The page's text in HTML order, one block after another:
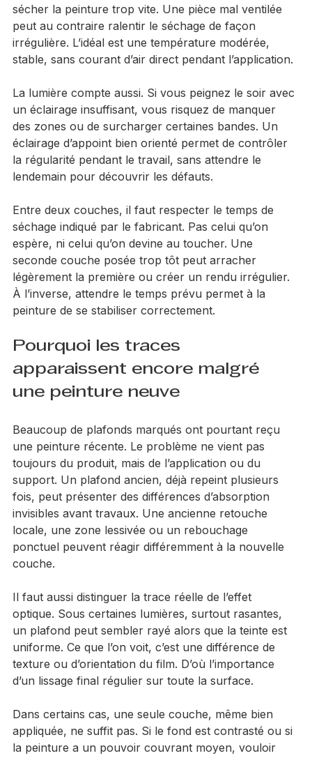
beaucoup le résultat. Une pièce trop chaude fait
sécher la peinture trop vite. Une pièce mal ventilée
peut au contraire ralentir le séchage de façon
irrégulière. L’idéal est une température modérée,
La lumière compte aussi. Si vous peignez le soir avec
un éclairage insuffisant, vous risquez de manquer
des zones ou de surcharger certaines bandes. Un
éclairage d’appoint bien orienté permet de contrôler
la régularité pendant le travail, sans attendre le
Entre deux couches, il faut respecter le temps de
séchage indiqué par le fabricant. Pas celui qu’on
espère, ni celui qu’on devine au toucher. Une
seconde couche posée trop tôt peut arracher
légèrement la première ou créer un rendu irrégulier.
À l’inverse, attendre le temps prévu permet à la
Pourquoi les traces
apparaissent encore malgré
Beaucoup de plafonds marqués ont pourtant reçu
une peinture récente. Le problème ne vient pas
toujours du produit, mais de l’application ou du
support. Un plafond ancien, déjà repeint plusieurs
fois, peut présenter des différences d’absorption
invisibles avant travaux. Une ancienne retouche
locale, une zone lessivée ou un rebouchage
ponctuel peuvent réagir différemment à la nouvelle
Il faut aussi distinguer la trace réelle de l’effet
optique. Sous certaines lumières, surtout rasantes,
un plafond peut sembler rayé alors que la teinte est
uniforme. Ce que l’on voit, c’est une différence de
texture ou d’orientation du film. D’où l’importance
Dans certains cas, une seule couche, même bien
appliquée, ne suffit pas. Si le fond est contrasté ou si